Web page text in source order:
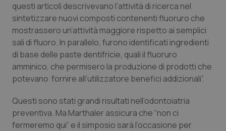
Provincia Autonoma di Trento
Puglia
Sardegna
Sicilia
Toscana
Ipertensione & Scompenso
Malattie rare
Malattia di Crohn & Rettocolite Ulcerosa
Neuroscienze & patologie neurodegenerative
Obesità
questi articoli descrivevano l’attività di ricerca nel
sintetizzare nuovi composti contenenti fluoruro che
mostrassero un’attività maggiore rispetto ai semplici
sali di fluoro. In parallelo, furono identificati ingredienti
di base delle paste dentifricie, quali il fluoruro
amminico, che permisero la produzione di prodotti che
potevano fornire all’utilizzatore benefici addizionali”.
Questi sono stati grandi risultati nell’odontoiatria
preventiva. Ma Marthaler assicura che “non ci
fermeremo qui” e il simposio sarà l’occasione per